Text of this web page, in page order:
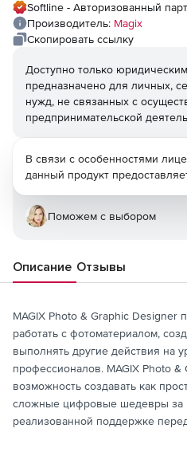
Softline - Авторизованный
Производитель: Magix
Скопировать ссылку
Доступно только
предназначено для личных,
нужд, не связанных с
предпринимательской
В связи с особенностями
данный продукт
Поможем с выбором
Описание Отзывы
MAGIX Photo & Graphic Designer
работать с фотоматериалом,
выполнять другие действия на
профессионалов. MAGIX Photo &
возможность создавать как
сложные цифровые шедевры за
реализованной поддержке